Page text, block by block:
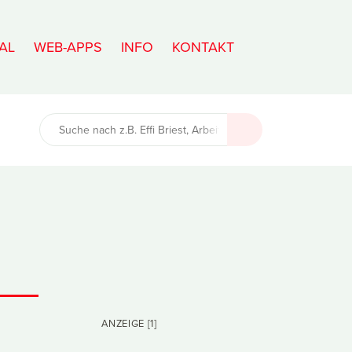
WEB-APPS INFO KONTAKT
ANZEIGE [1]